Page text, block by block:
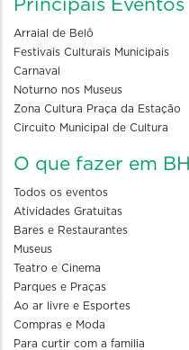
Principais Eventos
Arraial de Belô
Festivais Culturais Municipais
Carnaval
Noturno nos Museus
Zona Cultura Praça da Estação
Circuito Municipal de Cultura
O que fazer em BH
Todos os eventos
Atividades Gratuitas
Bares e Restaurantes
Museus
Teatro e Cinema
Parques e Praças
Ao ar livre e Esportes
Compras e Moda
Para curtir com a familia